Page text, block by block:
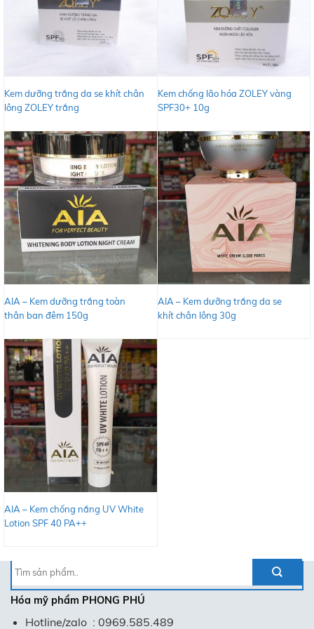
Kem dưỡng trắng da se khít chân
lông ZOLEY trắng
Kem chống lão hóa ZOLEY vàng
SPF30+ 10g
AIA – Kem dưỡng trắng toàn
thân ban đêm 150g
AIA – Kem dưỡng trắng da se
khít chân lông 30g
AIA – Kem chống nắng UV White
Lotion SPF 40 PA++
Tìm
kiếm:
Hóa mỹ phẩm PHONG PHÚ
Hotline/zalo : 0969.585.489